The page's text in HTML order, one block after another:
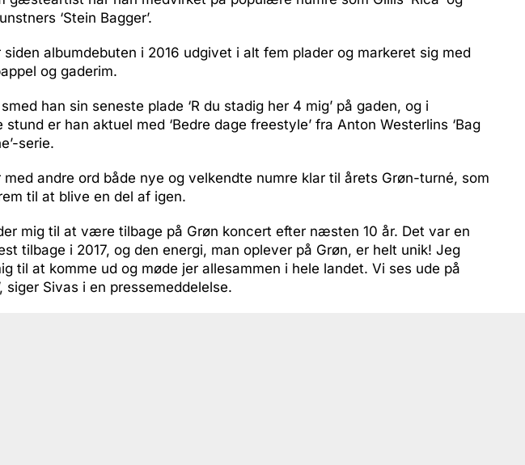
‘Stein Bagger’.
siden albumdebuten i 2016 udgivet i alt fem plader og markeret sig med
og gaderim.
han sin seneste plade ‘R du stadig her 4 mig’ på gaden, og i
stund er han aktuel med ‘Bedre dage freestyle’ fra Anton Westerlins ‘Bag
serie.
med andre ord både nye og velkendte numre klar til årets Grøn-turné, som
til at blive en del af igen.
mig til at være tilbage på Grøn koncert efter næsten 10 år. Det var en
tilbage i 2017, og den energi, man oplever på Grøn, er helt unik! Jeg
til at komme ud og møde jer allesammen i hele landet. Vi ses ude på
siger Sivas i en pressemeddelelse.